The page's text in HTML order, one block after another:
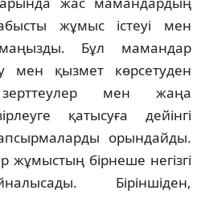
жұмыс іс­теуі мен
Бұл ма­мандар
мен қызмет көр­сетуден
мен жаңа
қатысуға дейін­гі
орын­дайды.
жұмыс­тың бірнеше негізгі
Біріншіден,